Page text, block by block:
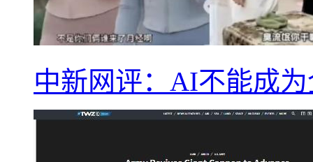
中新网评：AI不能成